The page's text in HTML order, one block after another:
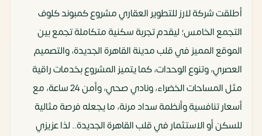
أطلقت شركة لارز للتطوير العقاري مشروع كمبوند كلوف
التجمع الخامس؛ ليقدم تجربة سكنية متكاملة تجمع بين
الموقع المميز في قلب مدينة القاهرة الجديدة، والتصميم
العصري، وتنوع الوحدات، كما يتميز المشروع بخدمات راقية
مثل المساحات الخضراء، ونادي صحي، وأمن 24 ساعة، مع
أسعار تنافسية وأنظمة سداد مرنة، ما يجعله فرصة مثالية
للسكن أو الاستثمار في قلب القاهرة الجديدة.. لذا عزيزي